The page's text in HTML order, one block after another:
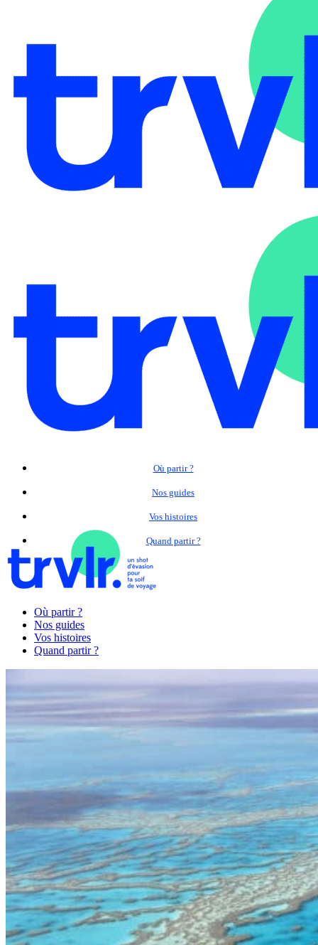
Où partir ?
Nos guides
Vos histoires
Quand partir ?
Où partir ?
Nos guides
Vos histoires
Quand partir ?